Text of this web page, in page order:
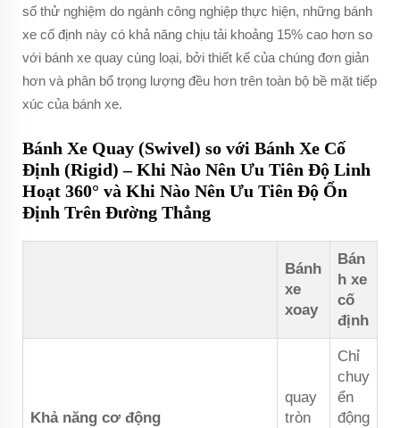
số thử nghiệm do ngành công nghiệp thực hiện, những bánh
xe cố định này có khả năng chịu tải khoảng 15% cao hơn so
với bánh xe quay cùng loại, bởi thiết kế của chúng đơn giản
hơn và phân bổ trọng lượng đều hơn trên toàn bộ bề mặt tiếp
xúc của bánh xe.
Bánh Xe Quay (Swivel) so với Bánh Xe Cố
Định (Rigid) – Khi Nào Nên Ưu Tiên Độ Linh
Hoạt 360° và Khi Nào Nên Ưu Tiên Độ Ổn
Định Trên Đường Thẳng
Bánh
xe
xoay
Bán
h xe
cố
định
Khả năng cơ động
quay
tròn
Chỉ
chuy
ển
động